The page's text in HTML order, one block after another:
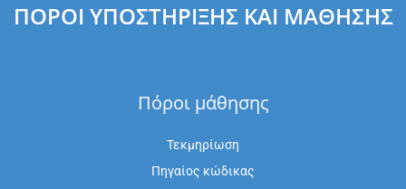
ΠΌΡΟΙ ΥΠΟΣΤΉΡΙΞΗΣ ΚΑΙ ΜΆΘΗΣΗΣ
Πόροι μάθησης
Τεκμηρίωση
Πηγαίος κώδικας